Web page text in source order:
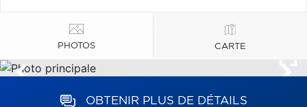
PHOTOS CARTE
OBTENIR PLUS DE DÉTAILS